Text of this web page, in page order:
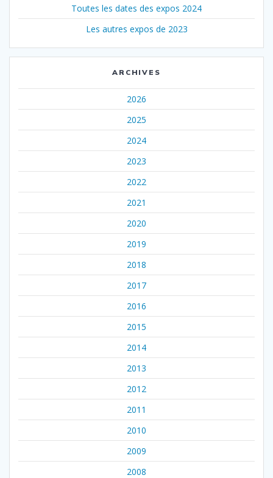
Toutes les dates des expos 2024
Les autres expos de 2023
ARCHIVES
2026
2025
2024
2023
2022
2021
2020
2019
2018
2017
2016
2015
2014
2013
2012
2011
2010
2009
2008